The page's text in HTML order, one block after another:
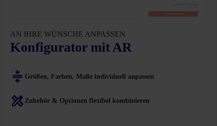
AN IHRE WÜNSCHE ANPASSEN
Konfigurator mit AR
Größen, Farben, Maße individuell anpassen
Zubehör & Optionen flexibel kombinieren